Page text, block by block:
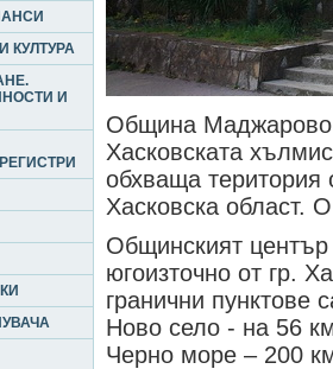
КУЛТУРА
И
Община Маджарово
Хасковската
обхваща територия
Хасковска област.
Общинският
югоизточно от гр.
гранични пунктове
Ново село - на 56
Черно море – 200